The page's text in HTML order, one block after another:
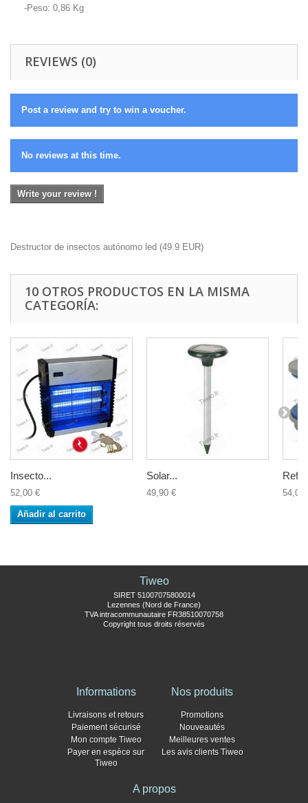
-Peso: 0,86 Kg
REVIEWS (0)
Post a review and try to win a voucher.
No reviews at this time.
Write your review !
Destructor de insectos autónomo led (49.9 EUR)
10 OTROS PRODUCTOS EN LA MISMA
CATEGORÍA:
Insecto...
52,00 €
Añadir al carrito
Solar...
49,90 € 54,00
Tiweo
SIRET 51007075800014
Lezennes (Nord de France)
TVA intracommunautaire FR38510070758
Copyright tous droits réservés
Informations
Livraisons et retours
Paiement sécurisé
Mon compte Tiweo
Payer en espèce sur
Tiweo
Nos produits
Promotions
Nouveautés
Meilleures ventes
Les avis clients Tiweo
A propos